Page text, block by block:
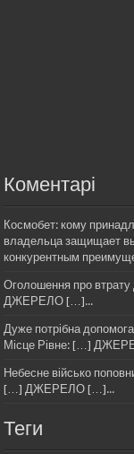
Коментарі
Космобет: кому
владельца защищает
конкурентным
Оголошення про втрату
ДЖЕРЕЛО […]...
Дуже потрібна
Місце Рівне: […]
Небесне військо
[…] ДЖЕРЕЛО […]...
Теги